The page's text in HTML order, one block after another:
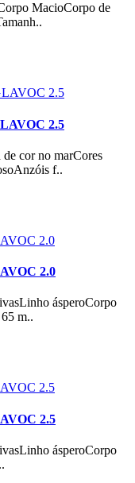
MacioCorpo de
2.5
cor no marCores
f..
2.0
ásperoCorpo
m..
2.5
ásperoCorpo